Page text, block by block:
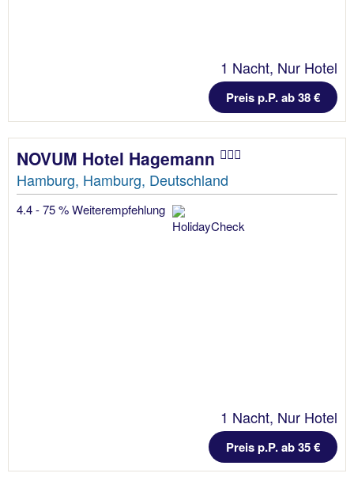
1 Nacht, Nur Hotel
Preis p.P. ab 38 €
NOVUM Hotel Hagemann
Hamburg, Hamburg, Deutschland
4.4 - 75 % Weiterempfehlung
1 Nacht, Nur Hotel
Preis p.P. ab 35 €